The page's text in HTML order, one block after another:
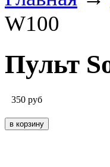
W100
Пульт
350 руб